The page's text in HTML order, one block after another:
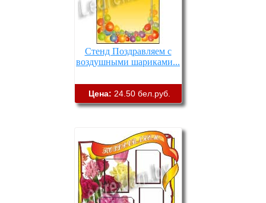
Стенд Поздравляем с
воздушными шариками...
Цена: 24.50 бел.руб.